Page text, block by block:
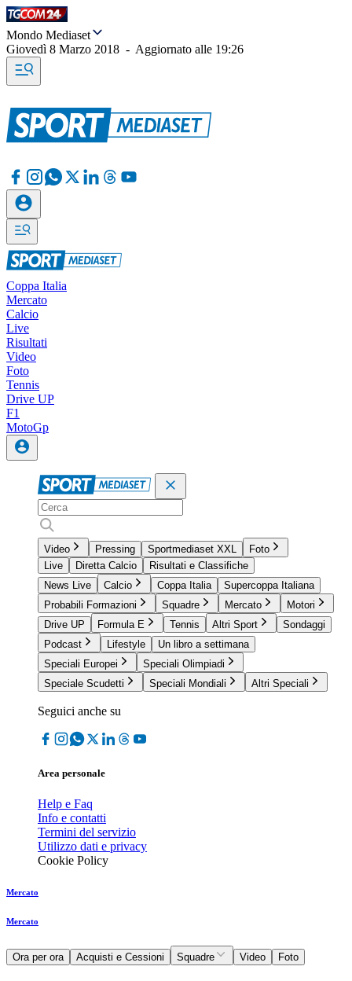
Mondo Mediaset
Giovedì 8 Marzo 2018 - Aggiornato alle 19:26
Coppa Italia
Mercato
Calcio
Live
Risultati
Video
Foto
Tennis
Drive UP
F1
MotoGp
Video Pressing Sportmediaset XXL
Foto
Live
Diretta Calcio
Risultati e Classifiche
News Live
Calcio Coppa Italia
Supercoppa Italiana
Probabili Formazioni
Squadre Mercato
Motori
Drive UP
Formula E Tennis Altri Sport
Sondaggi
Podcast
Lifestyle
Un libro a settimana
Speciali Europei
Speciali Olimpiadi
Speciale Scudetti
Speciali Mondiali Altri Speciali
Seguici anche su
Area personale
Help e Faq
Info e contatti
Termini del servizio
Utilizzo dati e privacy
Cookie Policy
Mercato
Mercato
Ora per ora Acquisti e Cessioni Squadre Video Foto